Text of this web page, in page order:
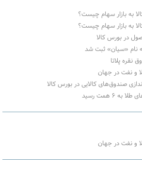
به بازار سهام چیست؟
به بازار سهام چیست؟
نام «سیان» ثبت شد
نقره پلاتا
و نفت در جهان
صندوق‌های کالایی در بورس کالا
۶ همت رسید
و نفت در جهان